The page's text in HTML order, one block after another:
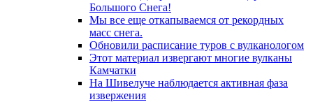
Большого Снега!
Мы все еще откапываемся от рекордных
масс снега.
Обновили расписание туров с вулканологом
Этот материал извергают многие вулканы
Камчатки
На Шивелуче наблюдается активная фаза
извержения